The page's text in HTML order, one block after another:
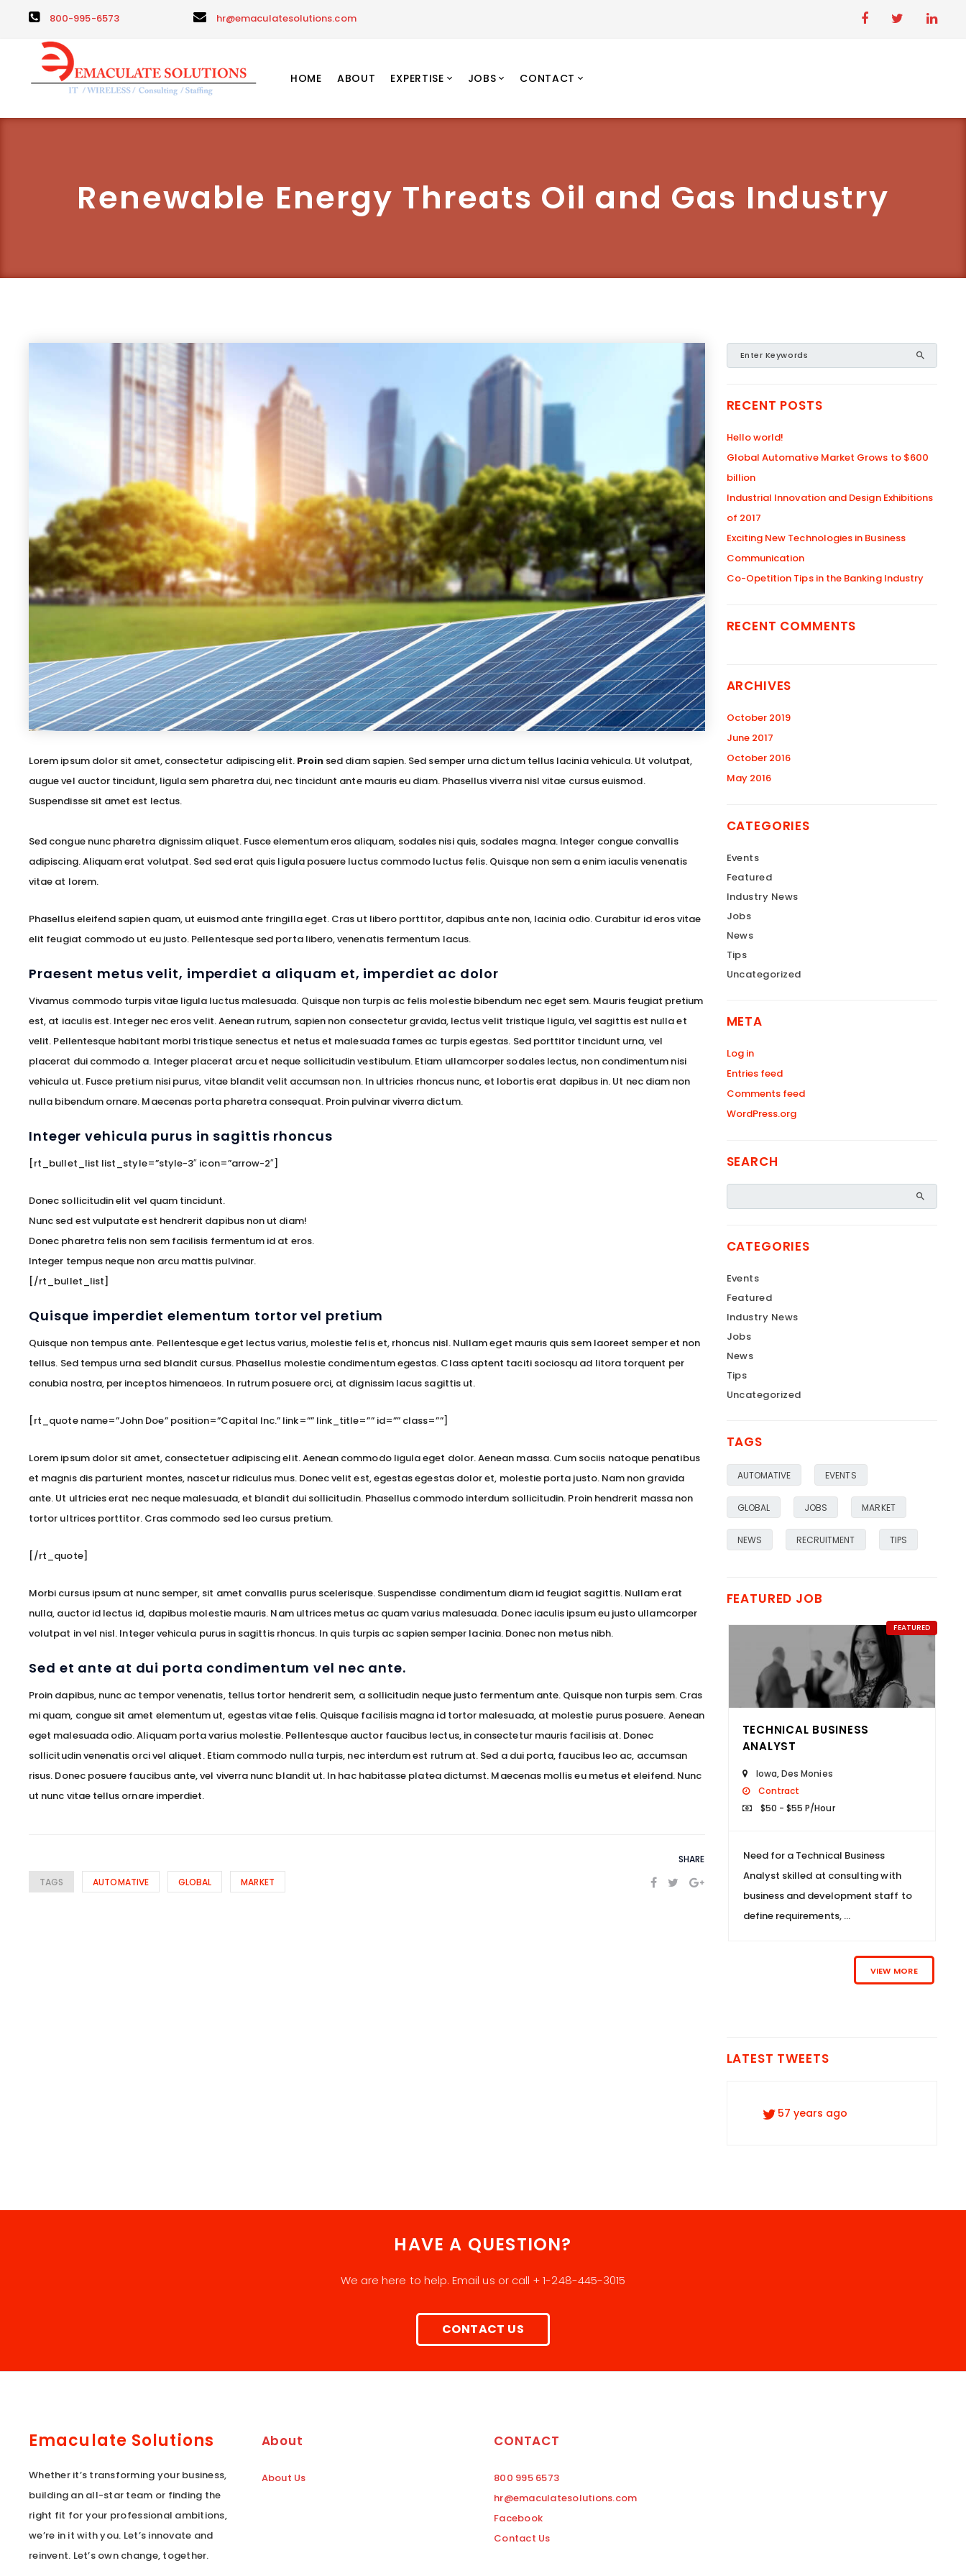
800-995-6573 hr@emaculatesolutions.com
HOME ABOUT EXPERTISE JOBS CONTACT
Renewable Energy Threats Oil and Gas Industry
Lorem ipsum dolor sit amet, consectetur adipiscing elit. Proin sed diam sapien. Sed semper urna dictum tellus lacinia vehicula. Ut volutpat,
augue vel auctor tincidunt, ligula sem pharetra dui, nec tincidunt ante mauris eu diam. Phasellus viverra nisl vitae cursus euismod.
Suspendisse sit amet est lectus.
Sed congue nunc pharetra dignissim aliquet. Fusce elementum eros aliquam, sodales nisi quis, sodales magna. Integer congue convallis
adipiscing. Aliquam erat volutpat. Sed sed erat quis ligula posuere luctus commodo luctus felis. Quisque non sem a enim iaculis venenatis
vitae at lorem.
Phasellus eleifend sapien quam, ut euismod ante fringilla eget. Cras ut libero porttitor, dapibus ante non, lacinia odio. Curabitur id eros vitae
elit feugiat commodo ut eu justo. Pellentesque sed porta libero, venenatis fermentum lacus.
Praesent metus velit, imperdiet a aliquam et, imperdiet ac dolor
Vivamus commodo turpis vitae ligula luctus malesuada. Quisque non turpis ac felis molestie bibendum nec eget sem. Mauris feugiat pretium
est, at iaculis est. Integer nec eros velit. Aenean rutrum, sapien non consectetur gravida, lectus velit tristique ligula, vel sagittis est nulla et
velit. Pellentesque habitant morbi tristique senectus et netus et malesuada fames ac turpis egestas. Sed porttitor tincidunt urna, vel
placerat dui commodo a. Integer placerat arcu et neque sollicitudin vestibulum. Etiam ullamcorper sodales lectus, non condimentum nisi
vehicula ut. Fusce pretium nisi purus, vitae blandit velit accumsan non. In ultricies rhoncus nunc, et lobortis erat dapibus in. Ut nec diam non
nulla bibendum ornare. Maecenas porta pharetra consequat. Proin pulvinar viverra dictum.
Integer vehicula purus in sagittis rhoncus
[rt_bullet_list list_style=”style-3″ icon=”arrow-2″]
Donec sollicitudin elit vel quam tincidunt.
Nunc sed est vulputate est hendrerit dapibus non ut diam!
Donec pharetra felis non sem facilisis fermentum id at eros.
Integer tempus neque non arcu mattis pulvinar.
[/rt_bullet_list]
Quisque imperdiet elementum tortor vel pretium
Quisque non tempus ante. Pellentesque eget lectus varius, molestie felis et, rhoncus nisl. Nullam eget mauris quis sem laoreet semper et non
tellus. Sed tempus urna sed blandit cursus. Phasellus molestie condimentum egestas. Class aptent taciti sociosqu ad litora torquent per
conubia nostra, per inceptos himenaeos. In rutrum posuere orci, at dignissim lacus sagittis ut.
[rt_quote name=”John Doe” position=”Capital Inc.” link=”” link_title=”” id=”” class=””]
Lorem ipsum dolor sit amet, consectetuer adipiscing elit. Aenean commodo ligula eget dolor. Aenean massa. Cum sociis natoque penatibus
et magnis dis parturient montes, nascetur ridiculus mus. Donec velit est, egestas egestas dolor et, molestie porta justo. Nam non gravida
ante. Ut ultricies erat nec neque malesuada, et blandit dui sollicitudin. Phasellus commodo interdum sollicitudin. Proin hendrerit massa non
tortor ultrices porttitor. Cras commodo sed leo cursus pretium.
[/rt_quote]
Morbi cursus ipsum at nunc semper, sit amet convallis purus scelerisque. Suspendisse condimentum diam id feugiat sagittis. Nullam erat
nulla, auctor id lectus id, dapibus molestie mauris. Nam ultrices metus ac quam varius malesuada. Donec iaculis ipsum eu justo ullamcorper
volutpat in vel nisl. Integer vehicula purus in sagittis rhoncus. In quis turpis ac sapien semper lacinia. Donec non metus nibh.
Sed et ante at dui porta condimentum vel nec ante.
Proin dapibus, nunc ac tempor venenatis, tellus tortor hendrerit sem, a sollicitudin neque justo fermentum ante. Quisque non turpis sem. Cras
mi quam, congue sit amet elementum ut, egestas vitae felis. Quisque facilisis magna id tortor malesuada, at molestie purus posuere. Aenean
eget malesuada odio. Aliquam porta varius molestie. Pellentesque auctor faucibus lectus, in consectetur mauris facilisis at. Donec
sollicitudin venenatis orci vel aliquet. Etiam commodo nulla turpis, nec interdum est rutrum at. Sed a dui porta, faucibus leo ac, accumsan
risus. Donec posuere faucibus ante, vel viverra nunc blandit ut. In hac habitasse platea dictumst. Maecenas mollis eu metus et eleifend. Nunc
ut nunc vitae tellus ornare imperdiet.
TAGS AUTOMATIVE GLOBAL MARKET
SHARE
RECENT POSTS
Hello world!
Global Automative Market Grows to $600
billion
Industrial Innovation and Design Exhibitions
of 2017
Exciting New Technologies in Business
Communication
Co-Opetition Tips in the Banking Industry
RECENT COMMENTS
ARCHIVES
October 2019
June 2017
October 2016
May 2016
CATEGORIES
Events
Featured
Industry News
Jobs
News
Tips
Uncategorized
META
Log in
Entries feed
Comments feed
WordPress.org
SEARCH
CATEGORIES
Events
Featured
Industry News
Jobs
News
Tips
Uncategorized
TAGS
AUTOMATIVE EVENTS
GLOBAL JOBS MARKET
NEWS RECRUITMENT TIPS
FEATURED JOB
FEATURED
TECHNICAL BUSINESS
ANALYST
Iowa,Des Monies
Contract
$50 - $55 P/Hour
Need for a Technical Business
Analyst skilled at consulting with
business and development staff to
define requirements, ...
VIEW MORE
LATEST TWEETS
57 years ago
HAVE A QUESTION?
We are here to help. Email us or call + 1-248-445-3015
CONTACT US
Emaculate Solutions
Whether it’s transforming your business,
building an all-star team or finding the
right fit for your professional ambitions,
we’re in it with you. Let’s innovate and
reinvent. Let’s own change, together.
About
About Us
CONTACT
800 995 6573
hr@emaculatesolutions.com
Facebook
Contact Us